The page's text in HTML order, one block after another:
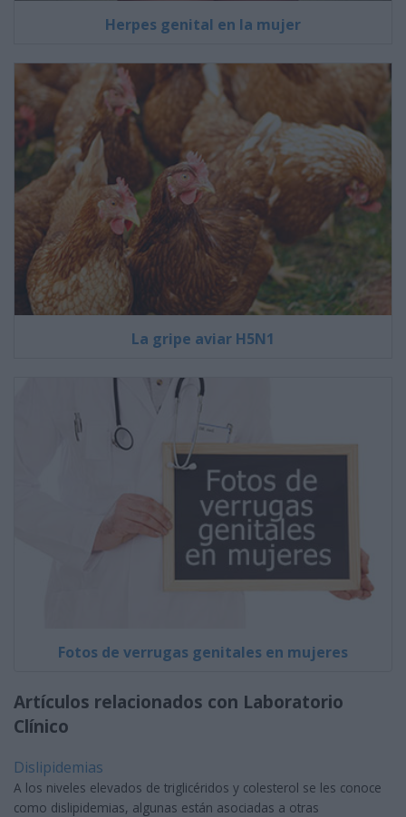
Herpes genital en la mujer
La gripe aviar H5N1
Fotos de verrugas genitales en mujeres
Artículos relacionados con Laboratorio
Clínico
Dislipidemias
A los niveles elevados de triglicéridos y colesterol se les conoce
como dislipidemias, algunas están asociadas a otras